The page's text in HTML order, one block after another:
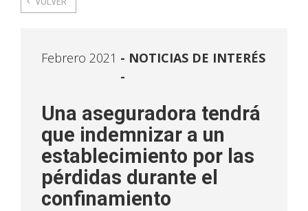
Febrero 2021
NOTICIAS DE INTERÉS
-
Una aseguradora tendrá
que indemnizar a un
establecimiento por las
pérdidas durante el
confinamiento